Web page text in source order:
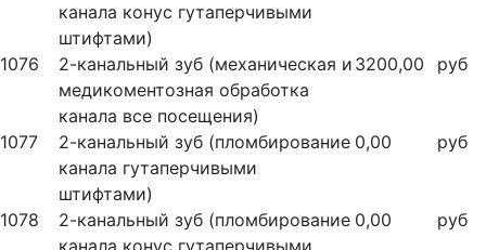
канала конус гутаперчивыми
штифтами)
1076
2-канальный зуб (механическая и
медикоментозная обработка
канала все посещения)
3200,00 руб
1077
2-канальный зуб (пломбирование
канала гутаперчивыми
штифтами)
0,00 руб
1078
2-канальный зуб (пломбирование 0,00 руб